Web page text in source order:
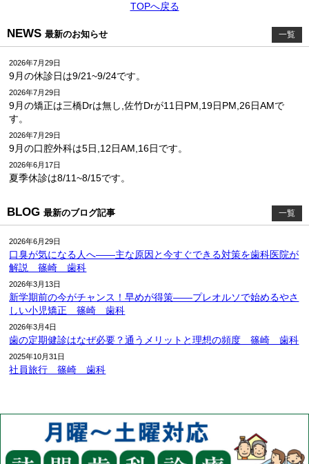
TOPへ戻る
NEWS 最新のお知らせ 一覧
2026年7月29日
9月の休診日は9/21~9/24です。
2026年7月29日
9月の矯正は三橋Drは無し,佐竹Drが11日PM,19日PM,26日AMで
す。
2026年7月29日
9月の口腔外科は5日,12日AM,16日です。
2026年6月17日
夏季休診は8/11~8/15です。
BLOG 最新のブログ記事 一覧
2026年6月29日
口臭が気になる人へ――主な原因と今すぐできる対策を歯科医院が
解説 篠崎 歯科
2026年3月13日
新学期前の今がチャンス！早めが得策――プレオルソで始めるやさ
しい小児矯正 篠崎 歯科
2026年3月4日
歯の定期健診はなぜ必要？通うメリットと理想の頻度 篠崎 歯科
2025年10月31日
社員旅行 篠崎 歯科